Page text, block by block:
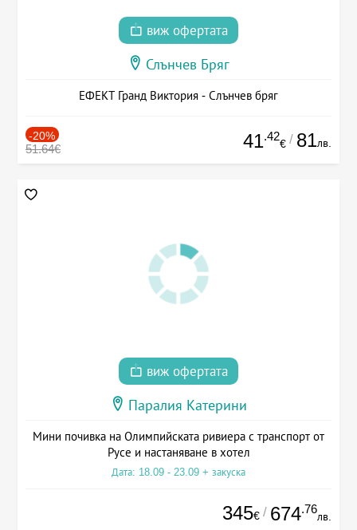
виж офертата
Слънчев Бряг
ЕФЕКТ Гранд Виктория - Слънчев бряг
-20%
51.64€ 41.42
€ / 81лв.
виж офертата
Паралия Катерини
Мини почивка на Олимпийската ривиера с транспорт от
Русе и настаняване в хотел
Дата: 18.09 - 23.09 + закуска
345€ / 674.76
лв.